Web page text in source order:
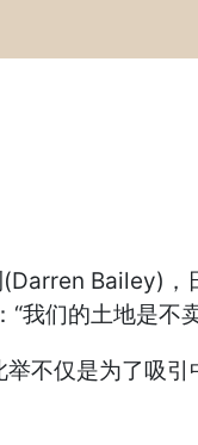
Bailey)，
“我们的土地是
不仅是为了吸